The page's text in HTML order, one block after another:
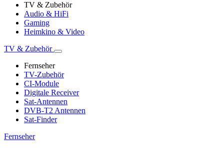
TV & Zubehör
Audio & HiFi
Gaming
Heimkino & Video
TV & Zubehör
Fernseher
TV-Zubehör
CI-Module
Digitale Receiver
Sat-Antennen
DVB-T2 Antennen
Sat-Finder
Fernseher